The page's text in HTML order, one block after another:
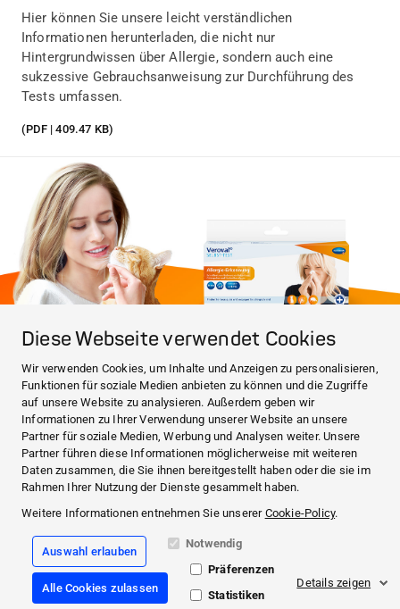
Diese Webseite verwendet Cookies
Wir verwenden Cookies, um Inhalte und Anzeigen zu personalisieren,
Funktionen für soziale Medien anbieten zu können und die Zugriffe
auf unsere Website zu analysieren. Außerdem geben wir
Informationen zu Ihrer Verwendung unserer Website an unsere
Partner für soziale Medien, Werbung und Analysen weiter. Unsere
Partner führen diese Informationen möglicherweise mit weiteren
Daten zusammen, die Sie ihnen bereitgestellt haben oder die sie im
Rahmen Ihrer Nutzung der Dienste gesammelt haben.
Weitere Informationen entnehmen Sie unserer Cookie-Policy.
Auswahl erlauben
Alle Cookies zulassen
Notwendig
Präferenzen
Statistiken
Details zeigen
Hier können Sie unsere leicht verständlichen
Informationen herunterladen, die nicht nur
Hintergrundwissen über Allergie, sondern auch eine
sukzessive Gebrauchsanweisung zur Durchführung des
Tests umfassen.
(PDF | 409.47 KB)
ÜBER HARTMANN
HARTMANN Österreich
KONTAKT & MEHR
Medi.connect Login
Kontakt
Häufig gestellte Fragen
ÜBER HARTMANN
KONTAKT & MEHR
Facebook
YouTube
Rechtliches